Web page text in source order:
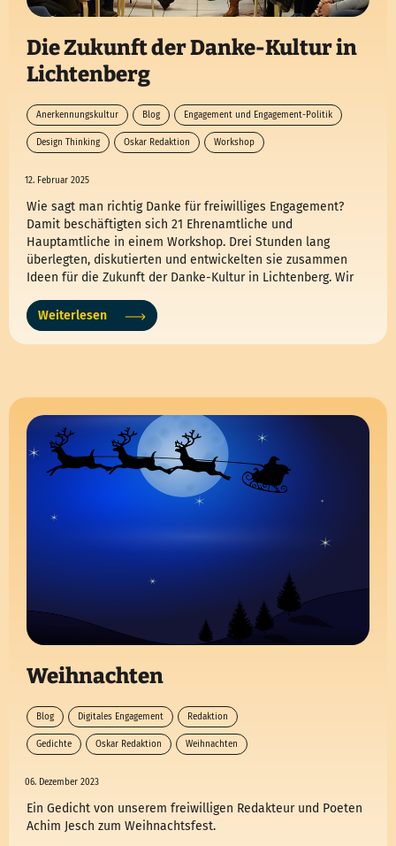
Die Zukunft der Danke-Kultur in
Lichtenberg
Anerkennungskultur Blog Engagement und Engagement-Politik
Design Thinking Oskar Redaktion Workshop
12. Februar 2025
Wie sagt man richtig Danke für freiwilliges Engagement?
Damit beschäftigten sich 21 Ehrenamtliche und
Hauptamtliche in einem Workshop. Drei Stunden lang
überlegten, diskutierten und entwickelten sie zusammen
Ideen für die Zukunft der Danke-Kultur in Lichtenberg. Wir
Weiterlesen
Weihnachten
Blog Digitales Engagement Redaktion
Gedichte Oskar Redaktion Weihnachten
06. Dezember 2023
Ein Gedicht von unserem freiwilligen Redakteur und Poeten
Achim Jesch zum Weihnachtsfest.